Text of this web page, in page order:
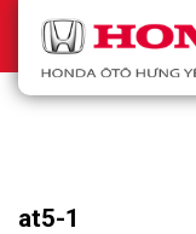
content
at5-1